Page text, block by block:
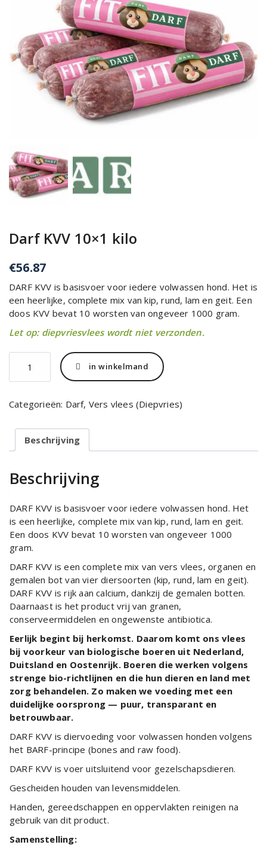
Darf KVV 10×1 kilo
€56.87
DARF KVV is basisvoer voor iedere volwassen hond. Het is
een heerlijke, complete mix van kip, rund, lam en geit. Een
doos KVV bevat 10 worsten van ongeveer 1000 gram.
Let op: diepvriesvlees wordt niet verzonden.
10x1
aantal
in winkelmand
Categorieën: Darf, Vers vlees (Diepvries)
Beschrijving
Beschrijving
DARF KVV is basisvoer voor iedere volwassen hond. Het
is een heerlijke, complete mix van kip, rund, lam en geit.
Een doos KVV bevat 10 worsten van ongeveer 1000
gram.
DARF KVV is een complete mix van vers vlees, organen en
gemalen bot van vier diersoorten (kip, rund, lam en geit).
DARF KVV is rijk aan calcium, dankzij de gemalen botten.
Daarnaast is het product vrij van granen,
conserveermiddelen en ongewenste antibiotica.
Eerlijk begint bij herkomst. Daarom komt ons vlees
bij voorkeur van biologische boeren uit Nederland,
Duitsland en Oostenrijk. Boeren die werken volgens
strenge bio-richtlijnen en die hun dieren en land met
zorg behandelen. Zo maken we voeding met een
duidelijke oorsprong — puur, transparant en
betrouwbaar.
DARF KVV is diervoeding voor volwassen honden volgens
het BARF-principe (bones and raw food).
DARF KVV is voer uitsluitend voor gezelschapsdieren.
Gescheiden houden van levensmiddelen.
Handen, gereedschappen en oppervlakten reinigen na
gebruik van dit product.
Samenstelling: